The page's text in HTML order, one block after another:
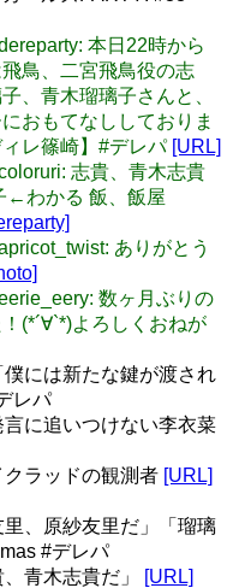
本日22時から
鳥、二宮飛鳥役の志
、青木瑠璃子さんと、
おもてなししておりま
レ篠崎】#デレパ [URL]
志貴、青木志貴
←わかる 飯、飯屋
ありがとう
数ヶ月ぶりの
(*´∀`*)よろしくおねが
僕には新たな鍵が渡され
レパ
言に追いつけない李衣菜
クラッドの観測者 [URL]
里、原紗友里だ」「瑠璃
#デレパ
、青木志貴だ」
[URL]